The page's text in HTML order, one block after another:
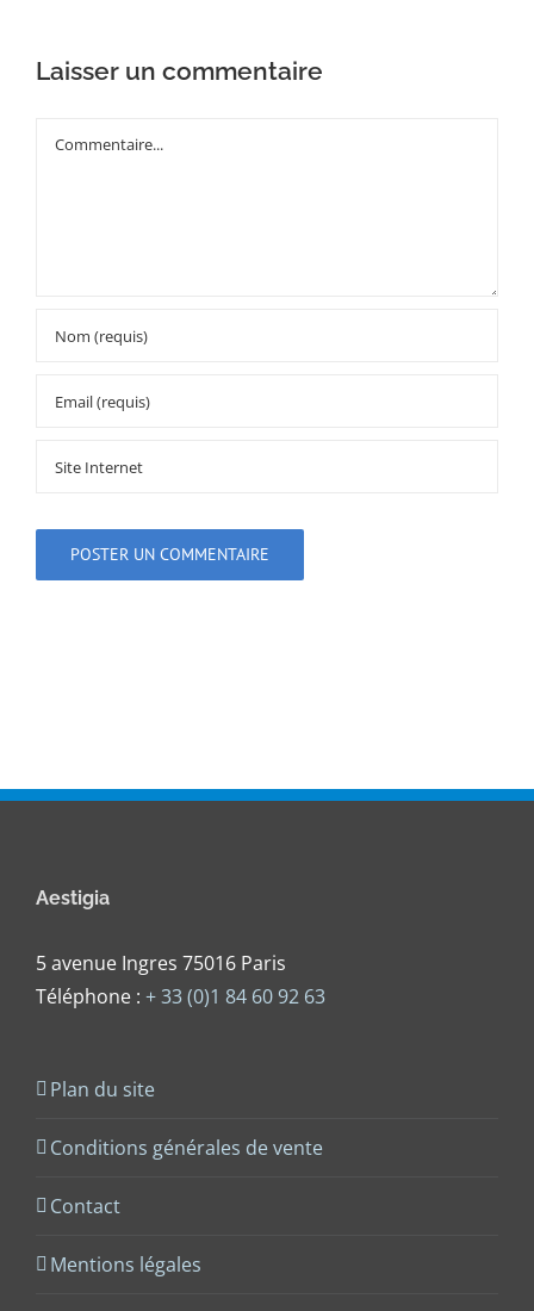
Laisser un commentaire
Commentaire
Aestigia
5 avenue Ingres 75016 Paris
Téléphone : + 33 (0)1 84 60 92 63
Plan du site
Conditions générales de vente
Contact
Mentions légales